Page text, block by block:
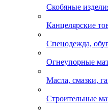
Скобяные
Канцелярские
Спецодежда,
Огнеупорные
Масла, смазки,
Строительные